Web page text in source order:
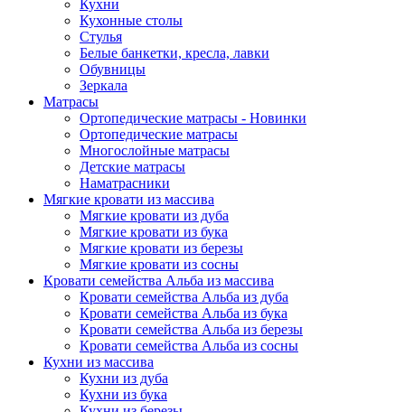
Кухни
Кухонные столы
Стулья
Белые банкетки, кресла, лавки
Обувницы
Зеркала
Матрасы
Ортопедические матрасы - Новинки
Ортопедические матрасы
Многослойные матрасы
Детские матрасы
Наматрасники
Мягкие кровати из массива
Мягкие кровати из дуба
Мягкие кровати из бука
Мягкие кровати из березы
Мягкие кровати из сосны
Кровати семейства Альба из массива
Кровати семейства Альба из дуба
Кровати семейства Альба из бука
Кровати семейства Альба из березы
Кровати семейства Альба из сосны
Кухни из массива
Кухни из дуба
Кухни из бука